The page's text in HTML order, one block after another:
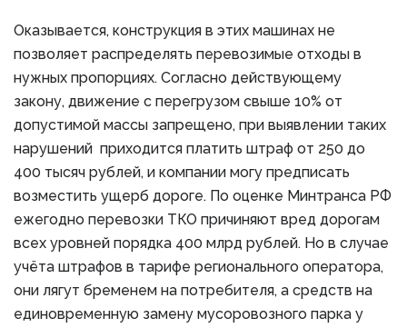
Оказывается, конструкция в этих машинах не
позволяет распределять перевозимые отходы в
нужных пропорциях. Согласно действующему
закону, движение с перегрузом свыше 10% от
допустимой массы запрещено, при выявлении таких
нарушений приходится платить штраф от 250 до
400 тысяч рублей, и компании могу предписать
возместить ущерб дороге. По оценке Минтранса РФ
ежегодно перевозки ТКО причиняют вред дорогам
всех уровней порядка 400 млрд рублей. Но в случае
учёта штрафов в тарифе регионального оператора,
они лягут бременем на потребителя, а средств на
единовременную замену мусоровозного парка у